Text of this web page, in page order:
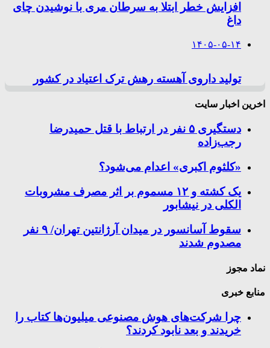
افزایش خطر ابتلا به سرطان مری با نوشیدن چای
داغ
۱۴۰۵-۰۵-۱۴
تولید داروی آهسته رهش ترک اعتیاد در کشور
اخرین اخبار سایت
دستگیری ۵ نفر در ارتباط با قتل حمیدرضا
رجب‌زاده
«کلثوم اکبری» اعدام می‌شود؟
یک کشته و ۱۲ مسموم بر اثر مصرف مشروبات
الکلی در نیشابور
سقوط آسانسور در میدان آرژانتین تهران/ ۹ نفر
مصدوم شدند
نماد مجوز
منابع خبری
چرا شرکت‌های هوش مصنوعی میلیون‌ها کتاب را
خریدند و بعد نابود کردند؟